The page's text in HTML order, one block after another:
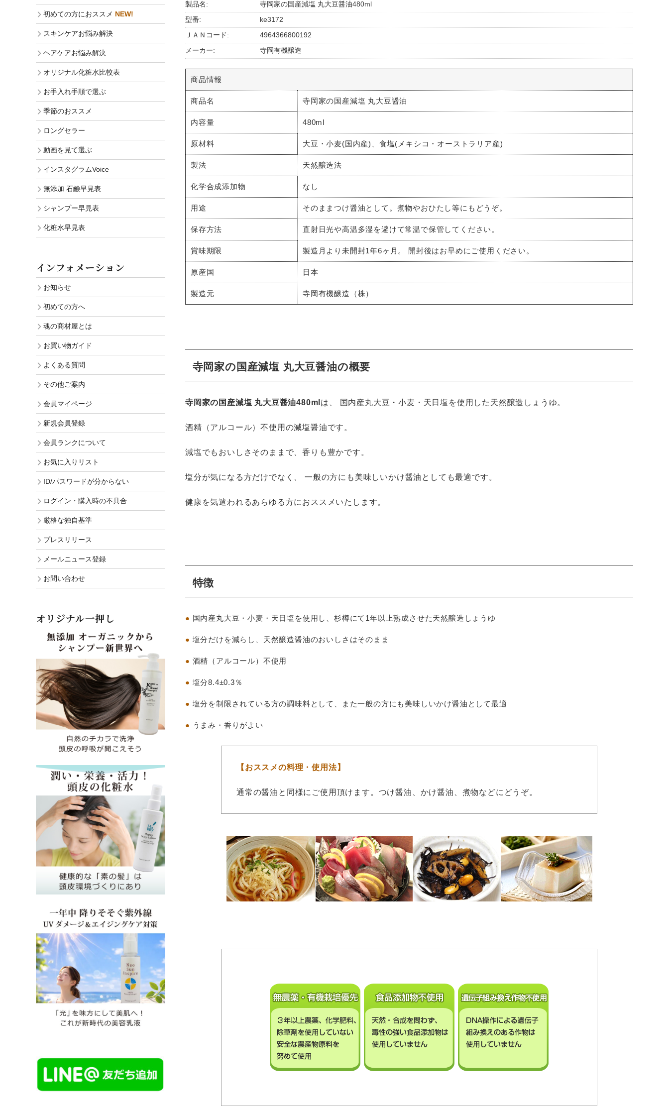
製品名: 寺岡家の国産減塩 丸大豆醤油480ml
型番: ke3172
ＪＡＮコード: 4964366800192
メーカー: 寺岡有機醸造
商品情報
商品名 寺岡家の国産減塩 丸大豆醤油
内容量 480ml
原材料 大豆・小麦(国内産)、食塩(メキシコ・オーストラリア産)
製法 天然醸造法
化学合成添加物 なし
用途 そのままつけ醤油として。煮物やおひたし等にもどうぞ。
保存方法 直射日光や高温多湿を避けて常温で保管してください。
賞味期限 製造月より未開封1年6ヶ月。 開封後はお早めにご使用ください。
原産国 日本
製造元 寺岡有機醸造（株）
寺岡家の国産減塩 丸大豆醤油の概要
寺岡家の国産減塩 丸大豆醤油480ml は、 国内産丸大豆・小麦・天日塩を使用した天然醸造しょうゆ。
酒精（アルコール）不使用の減塩醤油です。
減塩でもおいしさそのままで、香りも豊かです。
塩分が気になる方だけでなく、 一般の方にも美味しいかけ醤油としても最適です。
健康を気遣われるあらゆる方におススメいたします。
特徴
● 国内産丸大豆・小麦・天日塩を使用し、杉樽にて1年以上熟成させた天然醸造しょうゆ
● 塩分だけを減らし、天然醸造醤油のおいしさはそのまま
● 酒精（アルコール）不使用
● 塩分8.4±0.3％
● 塩分を制限されている方の調味料として、また一般の方にも美味しいかけ醤油として最適
● うまみ・香りがよい
【おススメの料理・使用法】
通常の醤油と同様にご使用頂けます。つけ醤油、かけ醤油、煮物などにどうぞ。
初めての方におススメ NEW!
スキンケアお悩み解決
ヘアケアお悩み解決
オリジナル化粧水比較表
お手入れ手順で選ぶ
季節のおススメ
ロングセラー
動画を見て選ぶ
インスタグラムVoice
無添加 石鹸早見表
シャンプー早見表
化粧水早見表
インフォメーション
お知らせ
初めての方へ
魂の商材屋とは
お買い物ガイド
よくある質問
その他ご案内
会員マイページ
新規会員登録
会員ランクについて
お気に入りリスト
ID/パスワードが分からない
ログイン・購入時の不具合
厳格な独自基準
プレスリリース
メールニュース登録
お問い合わせ
オリジナル一押し